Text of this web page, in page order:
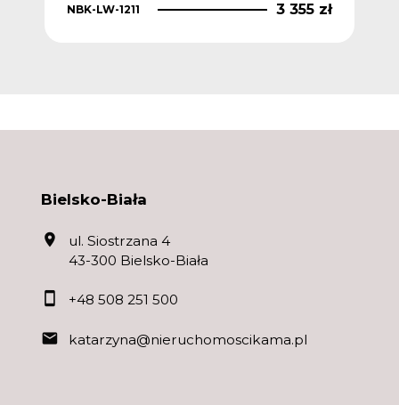
NBK-LW-1211 3 355 zł
Bielsko-Biała
ul. Siostrzana 4
43-300 Bielsko-Biała
+48 508 251 500
katarzyna@nieruchomoscikama.pl